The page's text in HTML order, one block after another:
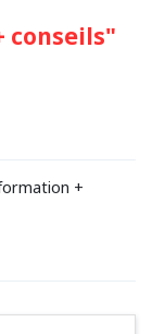
conseils"
+